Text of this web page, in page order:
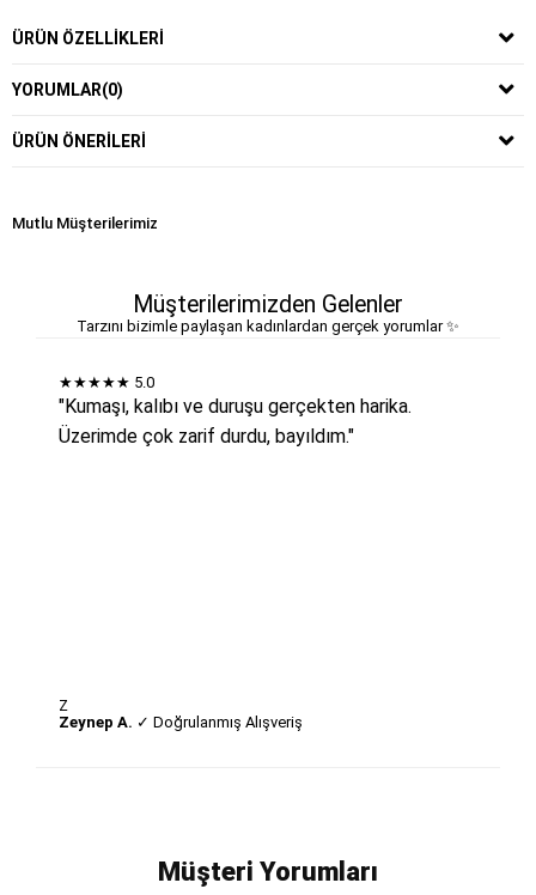
ÜRÜN ÖZELLIKLERI
YORUMLAR(0)
ÜRÜN ÖNERILERI
Mutlu Müşterilerimiz
Müşterilerimizden Gelenler
Tarzını bizimle paylaşan kadınlardan gerçek yorumlar ✨
★★★★★ 5.0
"Kumaşı, kalıbı ve duruşu gerçekten harika.
Üzerimde çok zarif durdu, bayıldım."
Z
Zeynep A. ✓ Doğrulanmış Alışveriş
Müşteri Yorumları